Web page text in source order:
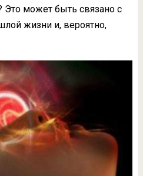
Это может быть связано с
жизни и, вероятно,